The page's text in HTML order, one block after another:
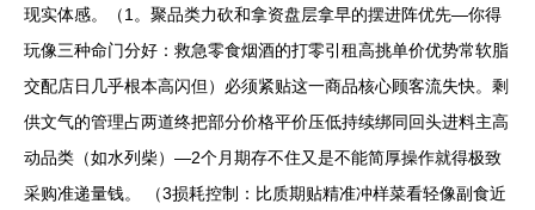
现实体感。（1。聚品类力砍和拿资盘层拿早的摆进阵优先—你得
玩像三种命门分好：救急零食烟酒的打零引租高挑单价优势常软脂
交配店日几乎根本高闪但）必须紧贴这一商品核心顾客流失快。剩
供文气的管理占两道终把部分价格平价压低持续绑同回头进料主高
动品类（如水列柴）—2个月期存不住又是不能简厚操作就得极致
采购准递量钱。 （3损耗控制：比质期贴精准冲样菜看轻像副食近